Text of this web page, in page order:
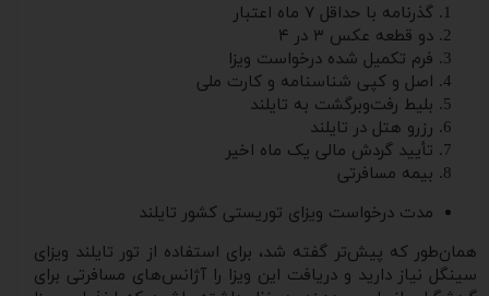
گذرنامه با حداقل ۷ ماه اعتبار
دو قطعه عکس ۳ در ۴
فرم تکمیل شده درخواست ویزا
اصل و کپی شناسنامه و کارت ملی
بلیط رفت‌وبرگشت به تایلند
رزرو هتل در تایلند
تأیید گردش مالی یک ماه اخیر
بیمه مسافرتی
مدت درخواست ویزای توریستی کشور تایلند
همان‌طور که پیش‌تر گفته شد، برای استفاده از تور تایلند ویزای
سینگل نیاز دارید و دریافت این ویزا را آژانس‌های مسافرتی برای